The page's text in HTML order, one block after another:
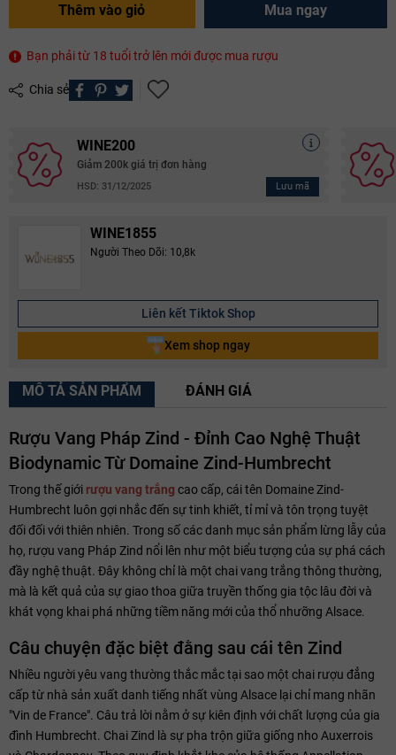
Thêm vào giỏ Mua ngay
Bạn phải từ 18 tuổi trở lên mới được mua rượu
Chia sẻ
WINE200
Giảm 200k giá trị đơn hàng
HSD: 31/12/2025 Lưu mã
WINE1855
Người Theo Dõi: 10,8k
Liên kết Tiktok Shop
Xem shop ngay
MÔ TẢ SẢN PHẨM ĐÁNH GIÁ
Rượu Vang Pháp Zind - Đỉnh Cao Nghệ Thuật
Biodynamic Từ Domaine Zind-Humbrecht
Trong thế giới rượu vang trắng cao cấp, cái tên Domaine Zind-
Humbrecht luôn gợi nhắc đến sự tinh khiết, tỉ mỉ và tôn trọng tuyệt
đối đối với thiên nhiên. Trong số các danh mục sản phẩm lừng lẫy của
họ, rượu vang Pháp Zind nổi lên như một biểu tượng của sự phá cách
đầy nghệ thuật. Đây không chỉ là một chai vang trắng thông thường,
mà là kết quả của sự giao thoa giữa truyền thống gia tộc lâu đời và
khát vọng khai phá những tiềm năng mới của thổ nhưỡng Alsace.
Câu chuyện đặc biệt đằng sau cái tên Zind
Nhiều người yêu vang thường thắc mắc tại sao một chai rượu đẳng
cấp từ nhà sản xuất danh tiếng nhất vùng Alsace lại chỉ mang nhãn
"Vin de France". Câu trả lời nằm ở sự kiên định với chất lượng của gia
đình Humbrecht. Chai Zind là sự pha trộn giữa giống nho Auxerrois